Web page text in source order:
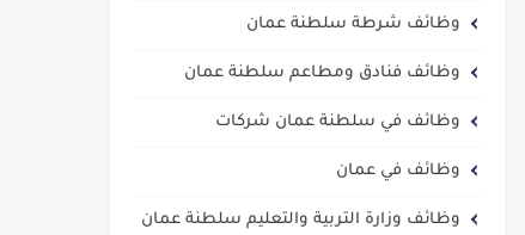
وظائف شرطة سلطنة عمان
وظائف فنادق ومطاعم سلطنة عمان
وظائف في سلطنة عمان شركات
وظائف في عمان
وظائف وزارة التربية والتعليم سلطنة عمان